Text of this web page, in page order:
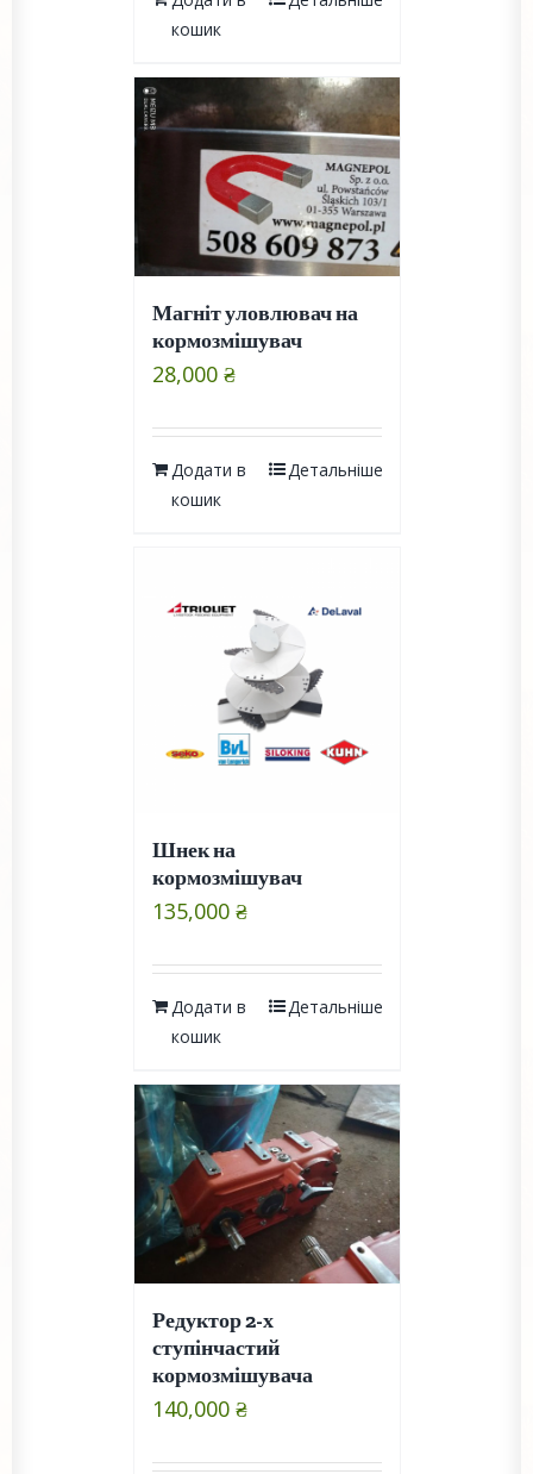
кошик
Магніт уловлювач на
кормозмішувач
28,000 ₴
Додати в
кошик
Детальніше
Шнек на
кормозмішувач
135,000 ₴
Додати в
кошик
Детальніше
Редуктор 2-х
ступінчастий
кормозмішувача
140,000 ₴